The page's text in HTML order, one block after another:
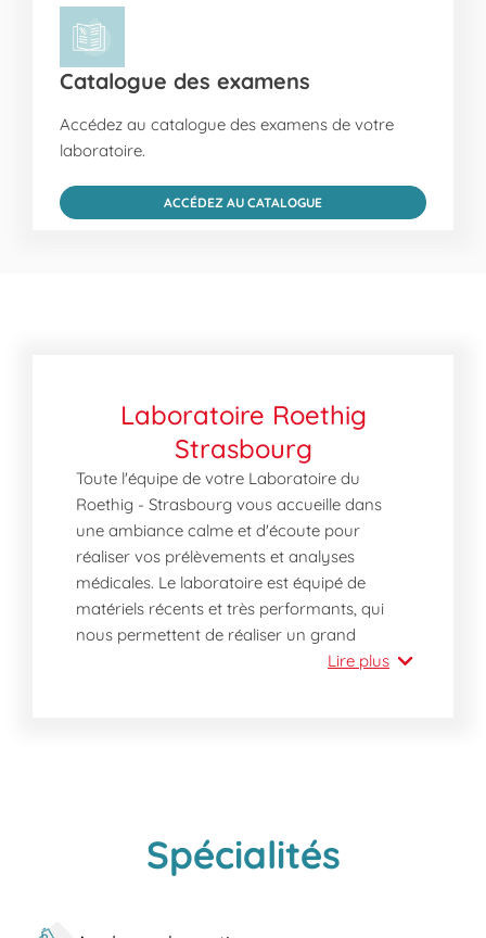
Catalogue des examens
Accédez au catalogue des examens de votre
laboratoire.
ACCÉDEZ AU CATALOGUE
Laboratoire Roethig
Strasbourg
Toute l'équipe de votre Laboratoire du
Roethig - Strasbourg vous accueille dans
une ambiance calme et d'écoute pour
réaliser vos prélèvements et analyses
médicales. Le laboratoire est équipé de
matériels récents et très performants, qui
nous permettent de réaliser un grand
nombre d'analyses et vous garantissent un
Lire plus
Spécialités